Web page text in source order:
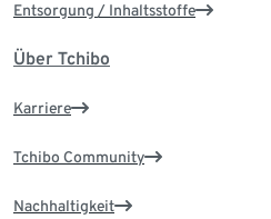
Entsorgung / Inhaltsstoffe
Über Tchibo
Karriere
Tchibo Community
Nachhaltigkeit